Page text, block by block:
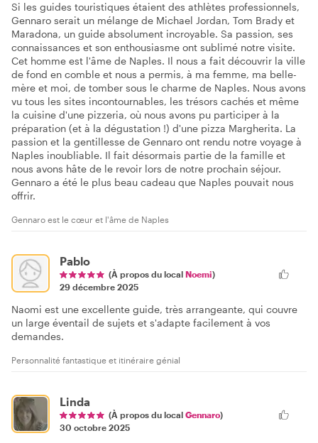
Si les guides touristiques étaient des athlètes professionnels,
Gennaro serait un mélange de Michael Jordan, Tom Brady et
Maradona, un guide absolument incroyable. Sa passion, ses
connaissances et son enthousiasme ont sublimé notre visite.
Cet homme est l'âme de Naples. Il nous a fait découvrir la ville
de fond en comble et nous a permis, à ma femme, ma belle-
mère et moi, de tomber sous le charme de Naples. Nous avons
vu tous les sites incontournables, les trésors cachés et même
la cuisine d'une pizzeria, où nous avons pu participer à la
préparation (et à la dégustation !) d'une pizza Margherita. La
passion et la gentillesse de Gennaro ont rendu notre voyage à
Naples inoubliable. Il fait désormais partie de la famille et
nous avons hâte de le revoir lors de notre prochain séjour.
Gennaro a été le plus beau cadeau que Naples pouvait nous
offrir.
Gennaro est le cœur et l'âme de Naples
Pablo
(À propos du local Noemi)
29 décembre 2025
Naomi est une excellente guide, très arrangeante, qui couvre
un large éventail de sujets et s'adapte facilement à vos
demandes.
Personnalité fantastique et itinéraire génial
Linda
(À propos du local Gennaro)
30 octobre 2025